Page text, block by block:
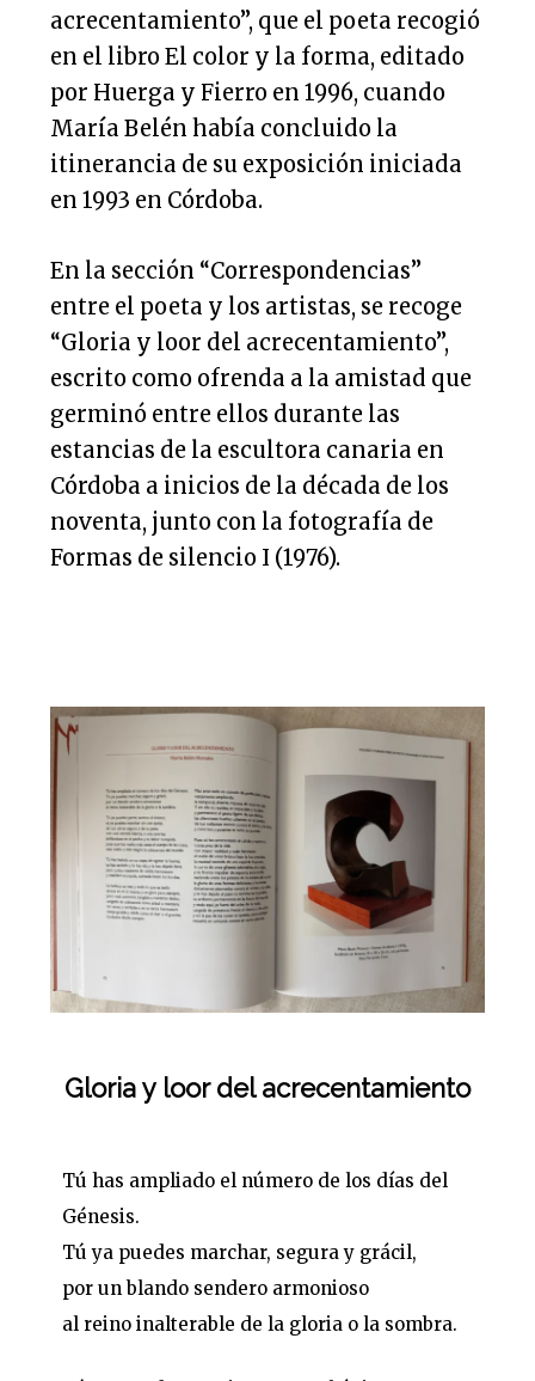
acrecentamiento”, que el poeta recogió
en el libro El color y la forma, editado
por Huerga y Fierro en 1996, cuando
María Belén había concluido la
itinerancia de su exposición iniciada
en 1993 en Córdoba.
En la sección “Correspondencias”
entre el poeta y los artistas, se recoge
“Gloria y loor del acrecentamiento”,
escrito como ofrenda a la amistad que
germinó entre ellos durante las
estancias de la escultora canaria en
Córdoba a inicios de la década de los
noventa, junto con la fotografía de
Formas de silencio I (1976).
Gloria y loor del acrecentamiento
Tú has ampliado el número de los días del
Génesis.
Tú ya puedes marchar, segura y grácil,
por un blando sendero armonioso
al reino inalterable de la gloria o la sombra.